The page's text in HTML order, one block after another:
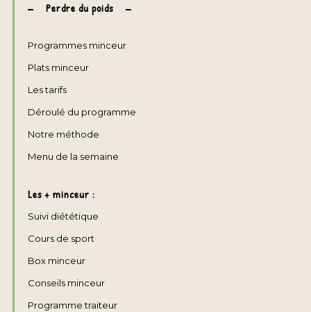
Perdre du poids
Programmes minceur
Plats minceur
Les tarifs
Déroulé du programme
Notre méthode
Menu de la semaine
Les + minceur :
Suivi diététique
Cours de sport
Box minceur
Conseils minceur
Programme traiteur